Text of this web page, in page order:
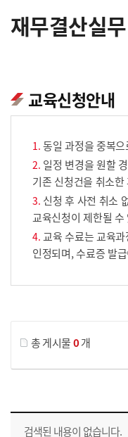
재무결산실
교육신청안내
동일 과정을 중복
일정 변경을 원할
기존 신청건을 취소
신청 후 사전 취소
교육신청이 제한될 수
교육 수료는 교육
인정되며, 수료증 발
총 게시물0개
교육신청 목록을 나타낸 표로 회차, 지역, 접수기간, 교육기간, 교육장소, 신청인원/모집인원, 상태로 나뉘어 설명합니다.
검색된 내용이 없습니다.